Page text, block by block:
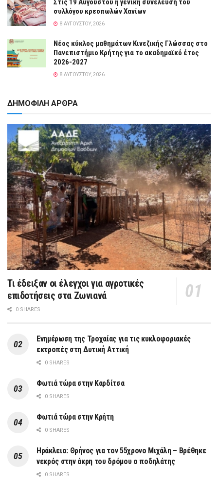
Στις 19 Αυγούστου η γενική συνέλευση του
συλλόγου κρεοπωλών Χανίων
8 ΑΥΓΟΎΣΤΟΥ, 2026
Νέος κύκλος μαθημάτων Κινεζικής Γλώσσας στο
Πανεπιστήμιο Κρήτης για το ακαδημαϊκό έτος
2026-2027
8 ΑΥΓΟΎΣΤΟΥ, 2026
ΔΗΜΟΦΙΛΗ ΑΡΘΡΑ
Τι έδειξαν οι έλεγχοι για αγροτικές
επιδοτήσεις στα Ζωνιανά
0 SHARES
Ενημέρωση της Τροχαίας για τις κυκλοφοριακές
εκτροπές στη Δυτική Αττική
0 SHARES
Φωτιά τώρα στην Καρδίτσα
0 SHARES
Φωτιά τώρα στην Κρήτη
0 SHARES
Ηράκλειο: Θρήνος για τον 55χρονο Μιχάλη – Βρέθηκε
νεκρός στην άκρη του δρόμου ο ποδηλάτης
0 SHARES